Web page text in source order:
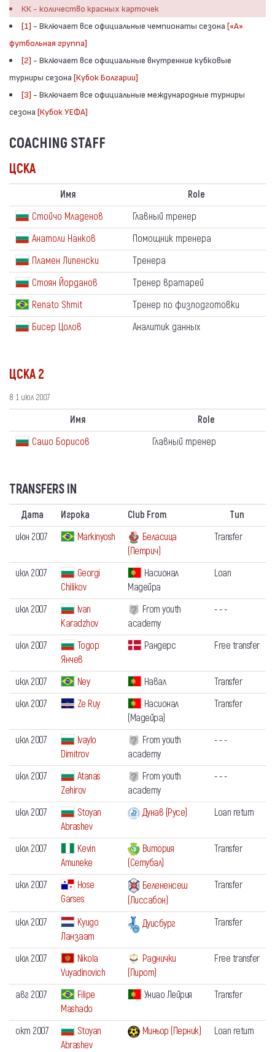
КК - количество красных карточек
[1] - Включает все официальные чемпионаты сезона [«А»
футбольная группа]
[2] - Включает все официальные внутренние кубковые
турниры сезона [Кубок Болгарии]
[3] - Включает все официальные международные турниры
сезона [Кубок УЕФА]
COACHING STAFF
ЦСКА
Имя
Role
Стойчо Младенов
Главный тренер
Анатоли Нанков
Помощник тренера
Пламен Липенски
Тренера
Стоян Йорданов
Тренер вратарей
Renato Shmit
Тренер по физподготовки
Бисер Цолов
Аналитик данных
ЦСКА 2
в 1 июл 2007
Имя
Role
Сашо Борисов
Главный тренер
TRANSFERS IN
Дата Игрока Club From
Тип
июн 2007
Markinyosh
Беласица
(Петрич)
Transfer
июл 2007
Georgi
Chilikov
Насионал
Мадейра
Loan
июл 2007
Ivan
Karadzhov
From youth
academy
- - -
июл 2007
Тодор
Янчев
Рандерс Free transfer
июл 2007 Ney Навал
Transfer
июл 2007
Ze Ruy
Насионал
(Мадейра)
Transfer
июл 2007
Ivaylo
Dimitrov
From youth
academy
- - -
июл 2007
Atanas
Zehirov
From youth
academy
- - -
июл 2007
Stoyan
Abrashev
Дунав (Русе) Loan return
июл 2007
Kevin
Amuneke
Витория
(Сетубал)
Transfer
июл 2007
Hose
Garses
Белененсеш
(Лиссабон)
Transfer
июл 2007
Куидо
Ланзаат
Дуисбург Transfer
июл 2007
Nikola
Vuyadinovich
Раднички
(Пирот)
Free transfer
авг 2007
Filipe
Mashado
Униао Лейрия Transfer
окт 2007
Stoyan
Abrashev
Миньор (Перник) Loan return